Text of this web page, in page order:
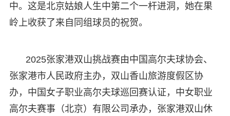
中。这是北京姑娘人生中第二个一杆进洞，她在果
岭上收获了来自同组球员的祝贺。
2025张家港双山挑战赛由中国高尔夫球协会、
张家港市人民政府主办，双山香山旅游度假区协
办，中国女子职业高尔夫球巡回赛认证，中女职业
高尔夫赛事（北京）有限公司承办，张家港双山休